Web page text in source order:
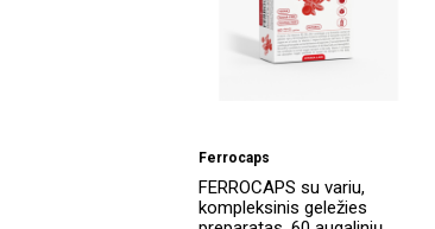
Ferrocaps
FERROCAPS su variu,
kompleksinis geležies